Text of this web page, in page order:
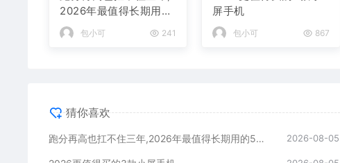
2026年最值得长期用的
5款手机
包小可 241
屏手机
包小可 867
猜你喜欢
跑分再高也扛不住三年,2026年最值得长期用的5款手机 2026-08-05